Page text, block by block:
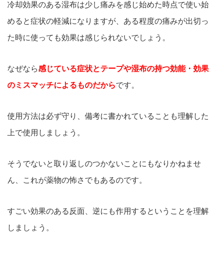
冷却効果のある湿布は少し痛みを感じ始めた時点で使い始
めると症状の軽減になりますが、ある程度の痛みが出切っ
た時に使っても効果は感じられないでしょう。
なぜなら感じている症状とテープや湿布の持つ効能・効果
のミスマッチによるものだからです。
使用方法は必ず守り、備考に書かれていることも理解した
上で使用しましょう。
そうでないと取り返しのつかないことにもなりかねませ
ん、これが薬物の怖さでもあるのです。
すごい効果のある反面、逆にも作用するということを理解
しましょう。